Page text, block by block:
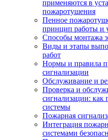
применяются в
пожаротушения
Пенное
принцип работы и
Способы монтажа
Виды и этапы
работ
Нормы и правила
сигнализации
Обслуживание и
Проверка и
сигнализации: как
системы
Пожарная
Интеграция
системами